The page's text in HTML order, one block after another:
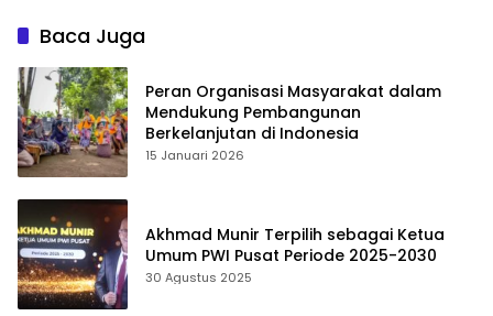
Baca Juga
Peran Organisasi Masyarakat dalam
Mendukung Pembangunan
Berkelanjutan di Indonesia
15 Januari 2026
Akhmad Munir Terpilih sebagai Ketua
Umum PWI Pusat Periode 2025-2030
30 Agustus 2025